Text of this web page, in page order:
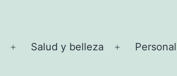
Abrir
Salud y belleza
Abrir
Personal